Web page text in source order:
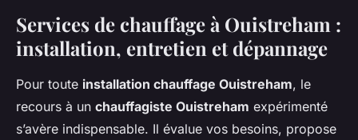
Services de chauffage à Ouistreham :
installation, entretien et dépannage
Pour toute installation chauffage Ouistreham, le
recours à un chauffagiste Ouistreham expérimenté
s’avère indispensable. Il évalue vos besoins, propose